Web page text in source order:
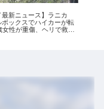
最新ニュース】ラニカ
ボックスでハイカーが転
性が重傷、ヘリで救助